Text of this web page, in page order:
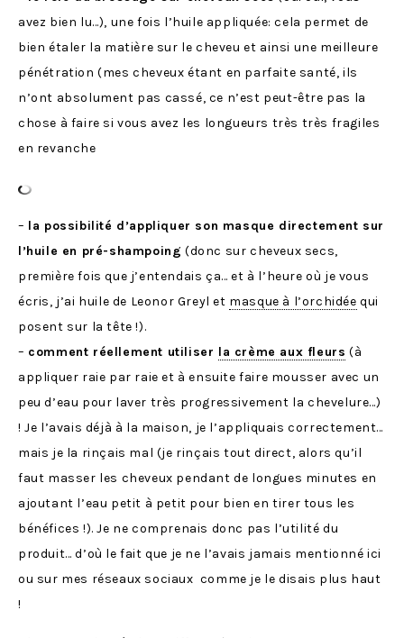
avez bien lu…), une fois l’huile appliquée: cela permet de
bien étaler la matière sur le cheveu et ainsi une meilleure
pénétration (mes cheveux étant en parfaite santé, ils
n’ont absolument pas cassé, ce n’est peut-être pas la
chose à faire si vous avez les longueurs très très fragiles
en revanche
– la possibilité d’appliquer son masque directement sur
l’huile en pré-shampoing (donc sur cheveux secs,
première fois que j’entendais ça… et à l’heure où je vous
écris, j’ai huile de Leonor Greyl et masque à l’orchidée qui
posent sur la tête !).
– comment réellement utiliser la crème aux fleurs (à
appliquer raie par raie et à ensuite faire mousser avec un
peu d’eau pour laver très progressivement la chevelure…)
! Je l’avais déjà à la maison, je l’appliquais correctement…
mais je la rinçais mal (je rinçais tout direct, alors qu’il
faut masser les cheveux pendant de longues minutes en
ajoutant l’eau petit à petit pour bien en tirer tous les
bénéfices !). Je ne comprenais donc pas l’utilité du
produit… d’où le fait que je ne l’avais jamais mentionné ici
ou sur mes réseaux sociaux comme je le disais plus haut
!